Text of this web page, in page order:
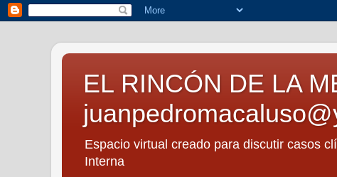
EL RINCÓN DE LA
Espacio virtual creado para discutir casos
Interna